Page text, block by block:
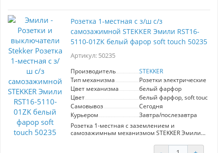
Розетка 1-местная с з/ш с/з
самозажимной STEKKER Эмили RST16-
5110-01ZK белый фарор soft touch 50235
Артикул: 50235
Производитель
STEKKER
Тип механизма
Розетки электрические
Цвет механизма
белый фарфор
Цвет
белый фарфор, soft touch
Самовывоз
Сегодня
Курьером
Завтра/послезавтра
Розетка 1-местная с заземлением и
самозажимным механизмом STEKKER Эмили
современного интерьера. Выполненная в